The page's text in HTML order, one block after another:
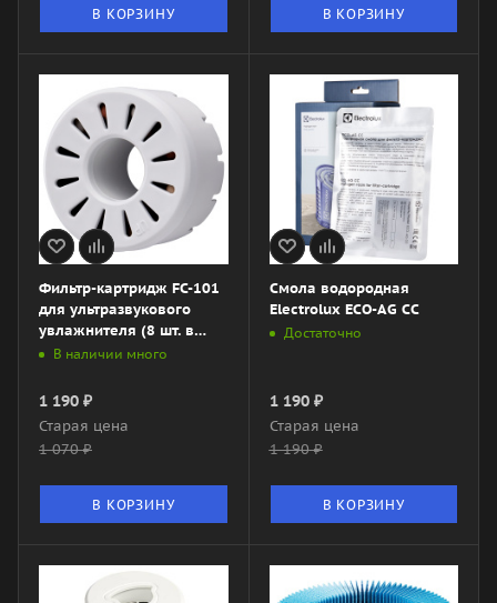
В КОРЗИНУ В КОРЗИНУ
Фильтр-картридж FC-101
для ультразвукового
увлажнителя (8 шт. в
комплекте)
В наличии много
1 190 ₽
Старая цена
1 070₽
В КОРЗИНУ
Смола водородная
Electrolux ECO-AG CC
Достаточно
1 190₽
Старая цена
1 190₽
В КОРЗИНУ